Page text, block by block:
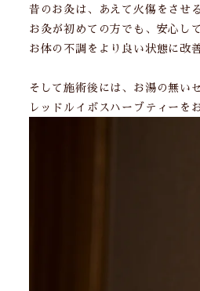
昔のお灸は、あえて火傷をさせ
お灸が初めての方でも、安心し
お体の不調をより良い状態に改
そして施術後には、お湯の無い
レッドルイボスハーブティーを